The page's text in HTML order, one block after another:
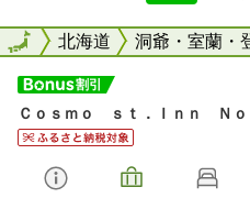
全国北海道 洞爺・室蘭・
全国
Ｃｏｓｍｏ ｓｔ．Ｉｎｎ Ｎ